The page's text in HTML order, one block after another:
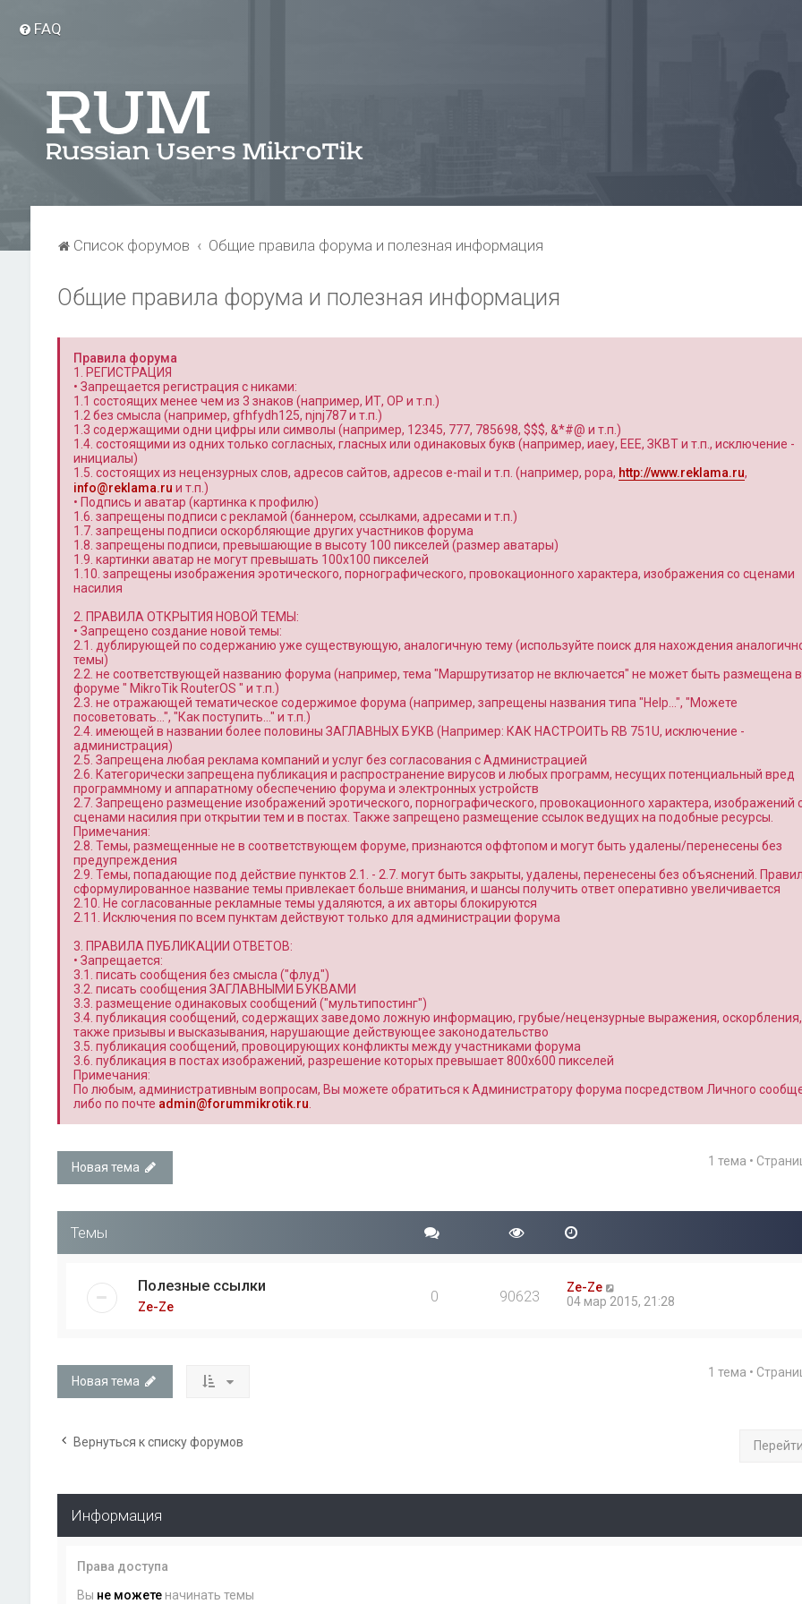
FAQ
Список форумов Общие правила форума и полезная информация
Общие правила форума и полезная информация
Правила форума
1. РЕГИСТРАЦИЯ
• Запрещается регистрация с никами:
1.1 состоящих менее чем из 3 знаков (например, ИТ, OP и т.п.)
1.2 без смысла (например, gfhfydh125, njnj787 и т.п.)
1.3 содержащими одни цифры или символы (например, 12345, 777, 785698, $$$, &*#@ и т.п.)
1.4. состоящими из одних только согласных, гласных или одинаковых букв (например, иаеу, ЕЕЕ, ЗКВТ и т.п., исключение -
инициалы)
1.5. состоящих из нецензурных слов, адресов сайтов, адресов e-mail и т.п. (например, popa, http://www.reklama.ru,
info@reklama.ru и т.п.)
• Подпись и аватар (картинка к профилю)
1.6. запрещены подписи с рекламой (баннером, ссылками, адресами и т.п.)
1.7. запрещены подписи оскорбляющие других участников форума
1.8. запрещены подписи, превышающие в высоту 100 пикселей (размер аватары)
1.9. картинки аватар не могут превышать 100x100 пикселей
1.10. запрещены изображения эротического, порнографического, провокационного характера, изображения со сценами
насилия
2. ПРАВИЛА ОТКРЫТИЯ НОВОЙ ТЕМЫ:
• Запрещено создание новой темы:
2.1. дублирующей по содержанию уже существующую, аналогичную тему (используйте поиск для нахождения
темы)
2.2. не соответствующей названию форума (например, тема "Маршрутизатор не включается" не может быть размещена в
форуме " MikroTik RouterOS " и т.п.)
2.3. не отражающей тематическое содержимое форума (например, запрещены названия типа "Help…", "Можете
посоветовать…", "Как поступить…" и т.п.)
2.4. имеющей в названии более половины ЗАГЛАВНЫХ БУКВ (Например: КАК НАСТРОИТЬ RB 751U, исключение -
администрация)
2.5. Запрещена любая реклама компаний и услуг без согласования с Администрацией
2.6. Категорически запрещена публикация и распространение вирусов и любых программ, несущих потенциальный вред
программному и аппаратному обеспечению форума и электронных устройств
2.7. Запрещено размещение изображений эротического, порнографического, провокационного характера, изображений
сценами насилия при открытии тем и в постах. Также запрещено размещение ссылок ведущих на подобные ресурсы.
Примечания:
2.8. Темы, размещенные не в соответствующем форуме, признаются оффтопом и могут быть удалены/перенесены без
предупреждения
2.9. Темы, попадающие под действие пунктов 2.1. - 2.7. могут быть закрыты, удалены, перенесены без объяснений.
сформулированное название темы привлекает больше внимания, и шансы получить ответ оперативно увеличивается
2.10. Не согласованные рекламные темы удаляются, а их авторы блокируются
2.11. Исключения по всем пунктам действуют только для администрации форума
3. ПРАВИЛА ПУБЛИКАЦИИ ОТВЕТОВ:
• Запрещается:
3.1. писать сообщения без смысла ("флуд")
3.2. писать сообщения ЗАГЛАВНЫМИ БУКВАМИ
3.3. размещение одинаковых сообщений ("мультипостинг")
3.4. публикация сообщений, содержащих заведомо ложную информацию, грубые/нецензурные выражения,
также призывы и высказывания, нарушающие действующее законодательство
3.5. публикация сообщений, провоцирующих конфликты между участниками форума
3.6. публикация в постах изображений, разрешение которых превышает 800x600 пикселей
Примечания:
По любым, административным вопросам, Вы можете обратиться к Администратору форума посредством Личного
либо по почте admin@forummikrotik.ru
Новая тема 1 тема •
Темы
Полезные ссылки
Ze-Ze
0 90623
Ze-Ze
04 мар 2015, 21:28
Новая тема
1 тема •
Вернуться к списку форумов Перейти
Информация
Права доступа
Вы не можетеначинать темы